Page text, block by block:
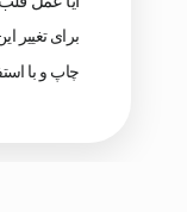
برای تغییر
چاپ و با